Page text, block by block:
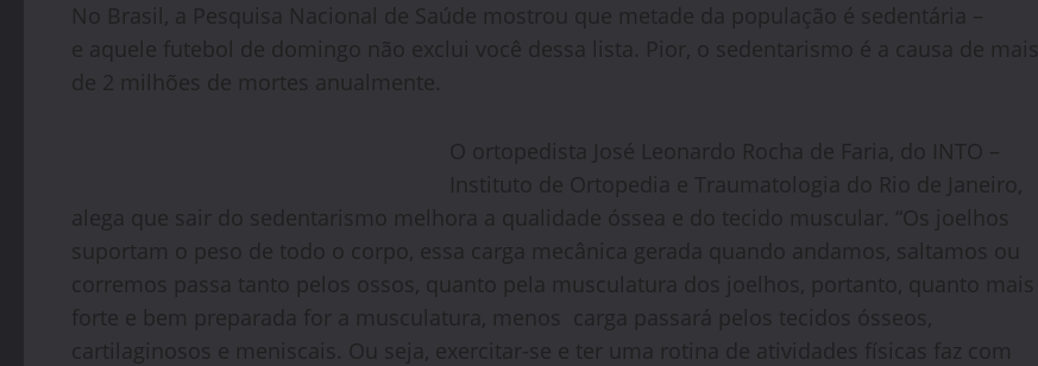
No Brasil, a Pesquisa Nacional de Saúde mostrou que metade da população é sedentária –
e aquele futebol de domingo não exclui você dessa lista. Pior, o sedentarismo é a causa de mais
de 2 milhões de mortes anualmente.
O ortopedista José Leonardo Rocha de Faria, do INTO –
Instituto de Ortopedia e Traumatologia do Rio de Janeiro,
alega que sair do sedentarismo melhora a qualidade óssea e do tecido muscular. “Os joelhos
suportam o peso de todo o corpo, essa carga mecânica gerada quando andamos, saltamos ou
corremos passa tanto pelos ossos, quanto pela musculatura dos joelhos, portanto, quanto mais
forte e bem preparada for a musculatura, menos carga passará pelos tecidos ósseos,
cartilaginosos e meniscais. Ou seja, exercitar-se e ter uma rotina de atividades físicas faz com